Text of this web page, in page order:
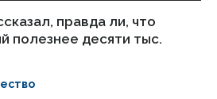
правда ли, что
полезнее десяти тыс.